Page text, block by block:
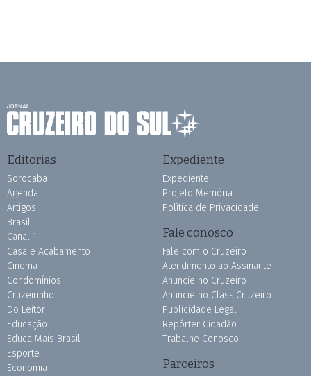
Editorias
Sorocaba
Agenda
Artigos
Brasil
Canal 1
Casa e Acabamento
Cinema
Condomínios
Cruzeirinho
Do Leitor
Educação
Educa Mais Brasil
Esporte
Economia
Expediente
Expediente
Projeto Memória
Política de Privacidade
Fale conosco
Fale com o Cruzeiro
Atendimento ao Assinante
Anuncie no Cruzeiro
Anuncie no ClassiCruzeiro
Publicidade Legal
Repórter Cidadão
Trabalhe Conosco
Parceiros